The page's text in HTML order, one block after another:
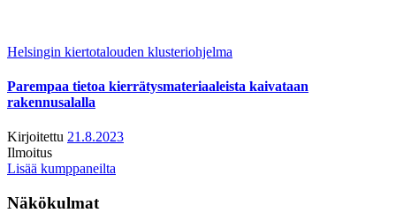
Helsingin kiertotalouden klusteriohjelma
Parempaa tietoa kierrätysmateriaaleista kaivataan
rakennusalalla
Kirjoitettu 21.8.2023
Ilmoitus
Lisää kumppaneilta
Näkökulmat